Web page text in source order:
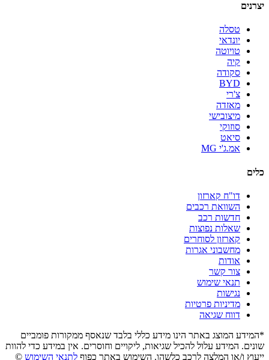
יצרנים
טסלה
יונדאי
טויוטה
קיה
סקודה
BYD
צ'רי
מאזדה
מיצובישי
סוזוקי
סיאט
אמ.ג'י MG
כלים
דו"ח קארזון
השוואת רכבים
חדשות רכב
שאלות נפוצות
קארזון לסוחרים
מחשבוני אגרות
אודות
צור קשר
תנאי שימוש
נגישות
מדיניות פרטיות
דווח שגיאה
*המידע המוצג באתר הינו מידע כללי בלבד שנאסף ממקורות פומביים
שונים. המידע עלול להכיל שגיאות, ליקויים וחוסרים. אין במידע כדי להוות
ייעוץ ו/או המלצה לרכב כלשהו. השימוש באתר כפוף לתנאי השימוש ©